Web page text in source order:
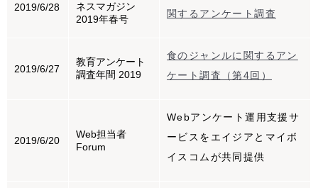
2019/6/28
ネスマガジン
2019年春号
関するアンケート調査
2019/6/27
教育アンケート
調査年間 2019
食のジャンルに関するアン
ケート調査（第4回）
2019/6/20
Web担当者
Forum
Webアンケート運用支援サ
ービスをエイジアとマイボ
イスコムが共同提供